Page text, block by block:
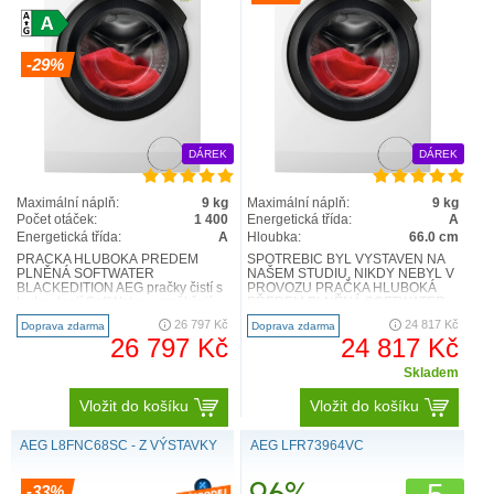
VÍCE NEŽ OČEKÁVÁTE
Představte si, že můžete svůj jemný svetr nebo hedvábné
šaty bez starostí svěřit pračce i sušičce. Černé šaty si
-29%
DÁREK
Maximální náplň:
9 kg
Počet otáček:
1 400
Energetická třída:
A
PRAČKA HLUBOKÁ PŘEDEM
PLNĚNÁ SOFTWATER
BLACKEDITION AEG pračky čistí s
díky speciálnímu filtru vodu, a proto
při 3..
Doprava zdarma 26 797 Kč
26 797 Kč
Vložit do košíku
DÁREK
Maximální náplň:
9 kg
Energetická třída:
A
Hloubka:
66.0 cm
SPOTŘEBIČ BYL VYSTAVEN NA
NAŠEM STUDIU, NIKDY NEBYL V
PROVOZU PRAČKA HLUBOKÁ
BLACKEDITION AEG pračky čistí s
technolog..
Doprava zdarma 24 817 Kč
24 817 Kč
Skladem
Vložit do košíku
AEG L8FNC68SC - Z VÝSTAVKY AEG LFR73964VC